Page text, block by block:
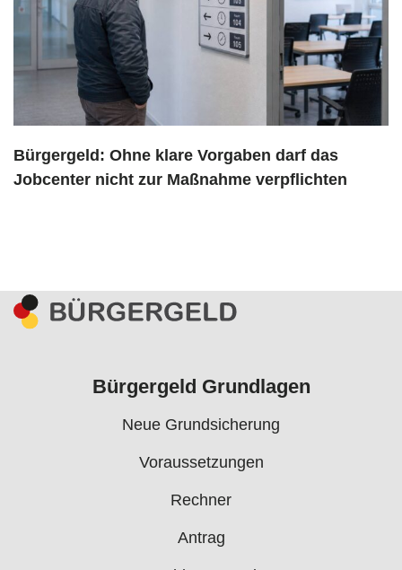
Bürgergeld: Ohne klare Vorgaben darf das
Jobcenter nicht zur Maßnahme verpflichten
Bürgergeld Grundlagen
Neue Grundsicherung
Voraussetzungen
Rechner
Antrag